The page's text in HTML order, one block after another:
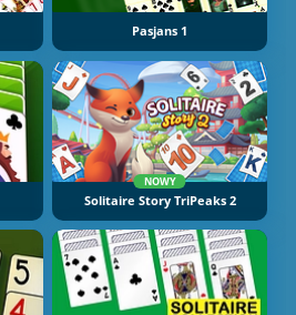
Pasjans 1
NOWY
Solitaire Story TriPeaks 2